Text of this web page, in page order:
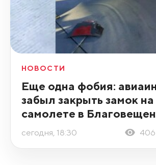
НОВОСТИ
Еще одна фобия:
забыл закрыть замок на
самолете в
сегодня, 18:30 406